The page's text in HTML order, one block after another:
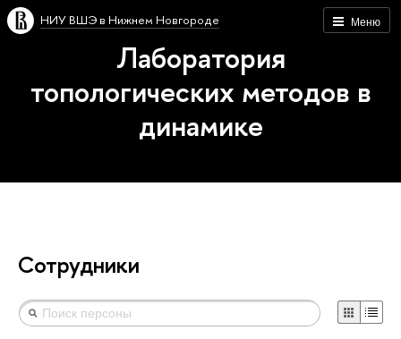
Меню
НИУ ВШЭ в Нижнем Новгороде
Лаборатория
топологических методов в
динамике
Сотрудники